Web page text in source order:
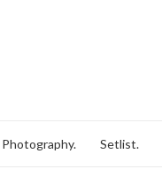
Photography. Setlist.